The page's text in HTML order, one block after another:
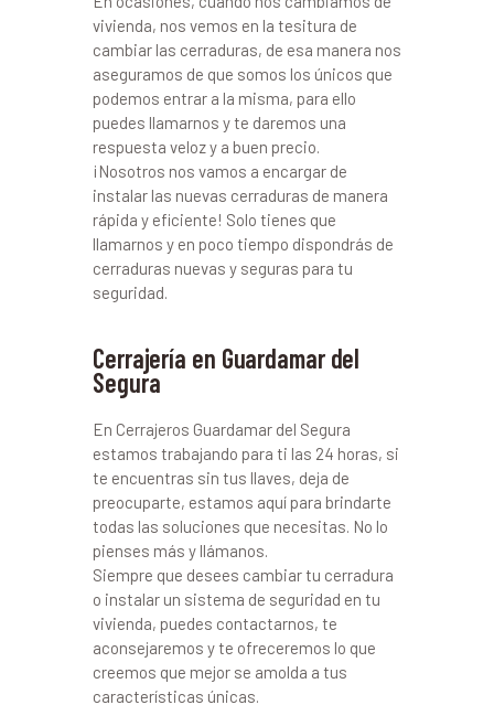
vivienda, nos vemos en la tesitura de
cambiar las cerraduras, de esa manera nos
aseguramos de que somos los únicos que
podemos entrar a la misma, para ello
puedes llamarnos y te daremos una
respuesta veloz y a buen precio.
¡Nosotros nos vamos a encargar de
instalar las nuevas cerraduras de manera
rápida y eficiente! Solo tienes que
llamarnos y en poco tiempo dispondrás de
cerraduras nuevas y seguras para tu
seguridad.
Cerrajería en Guardamar del
Segura
En Cerrajeros Guardamar del Segura
estamos trabajando para ti las 24 horas, si
te encuentras sin tus llaves, deja de
preocuparte, estamos aquí para brindarte
todas las soluciones que necesitas. No lo
pienses más y llámanos.
Siempre que desees cambiar tu cerradura
o instalar un sistema de seguridad en tu
vivienda, puedes contactarnos, te
aconsejaremos y te ofreceremos lo que
creemos que mejor se amolda a tus
características únicas.